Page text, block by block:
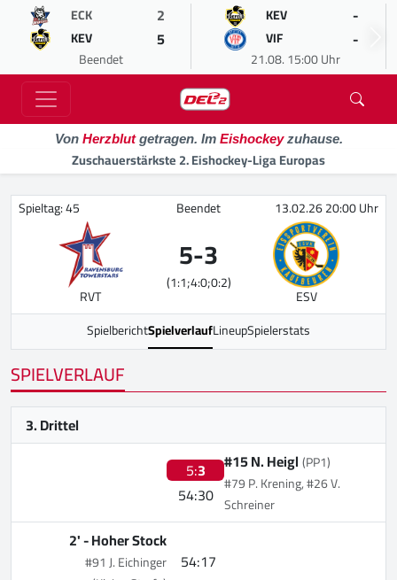
ECK 2
KEV 5
Beendet
KEV -
VIF -
21.08. 15:00 Uhr
Von Herzblutgetragen. Im Eishockeyzuhause.
Zuschauerstärkste 2. Eishockey-Liga Europas
Spieltag: 45 Beendet 13.02.26 20:00 Uhr
RVT
5-3
(1:1;4:0;0:2)
ESV
SpielberichtSpielverlaufLineupSpielerstats
SPIELVERLAUF
3. Drittel
5:3
54:30
#15 N. Heigl (PP1)
#79 P. Krening, #26 V.
Schreiner
54:17
2' -Hoher Stock
#91 J. Eichinger